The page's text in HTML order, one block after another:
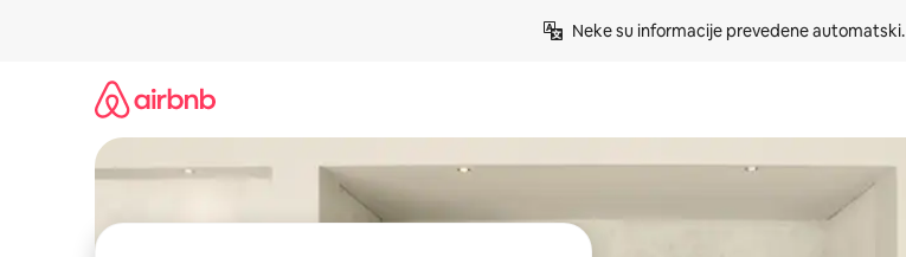
Neke su informacije prevedene automatski.